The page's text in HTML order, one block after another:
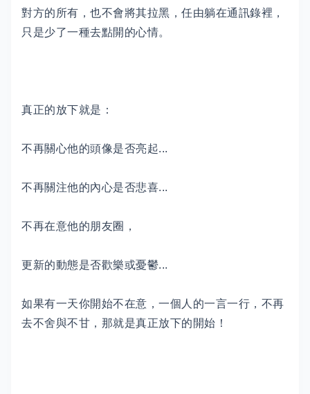
對方的所有，也不會將其拉黑，任由躺在通訊錄裡，
只是少了一種去點開的心情。
真正的放下就是：
不再關心他的頭像是否亮起...
不再關注他的內心是否悲喜...
不再在意他的朋友圈，
更新的動態是否歡樂或憂鬱...
如果有一天你開始不在意，一個人的一言一行，不再
去不舍與不甘，那就是真正放下的開始！